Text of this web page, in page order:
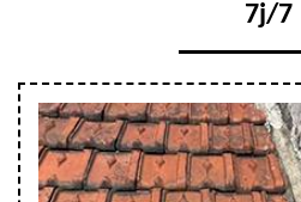
7j/7